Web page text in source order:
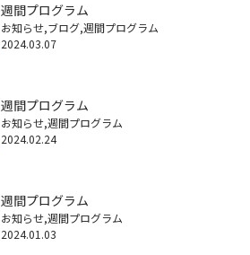
週間プログラム
お知らせ ブログ 週間プログラム
2024.03.07
週間プログラム
お知らせ 週間プログラム
2024.02.24
週間プログラム
お知らせ 週間プログラム
2024.01.03